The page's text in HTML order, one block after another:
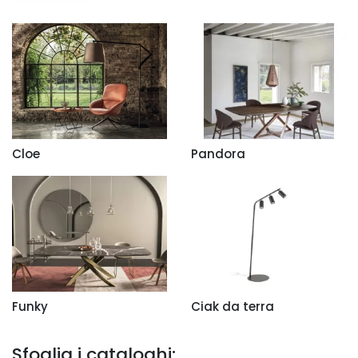
Cloe Pandora
Funky Ciak da terra